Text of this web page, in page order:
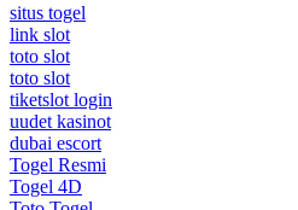
situs togel
link slot
toto slot
toto slot
tiketslot login
uudet kasinot
dubai escort
Togel Resmi
Togel 4D